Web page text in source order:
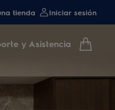
tienda Iniciar sesión
y Asistencia